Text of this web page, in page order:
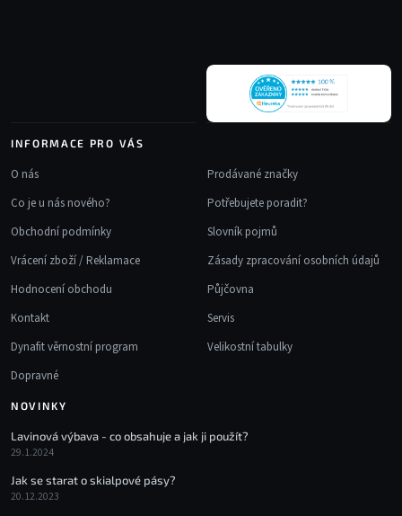
INFORMACE PRO VÁS
O nás
Co je u nás nového?
Obchodní podmínky
Vrácení zboží / Reklamace
Hodnocení obchodu
Kontakt
Dynafit věrnostní program
Dopravné
Prodávané značky
Potřebujete poradit?
Slovník pojmů
Zásady zpracování osobních údajů
Půjčovna
Servis
Velikostní tabulky
NOVINKY
Lavinová výbava - co obsahuje a jak ji použít?
29.1.2024
Jak se starat o skialpové pásy?
20.12.2023